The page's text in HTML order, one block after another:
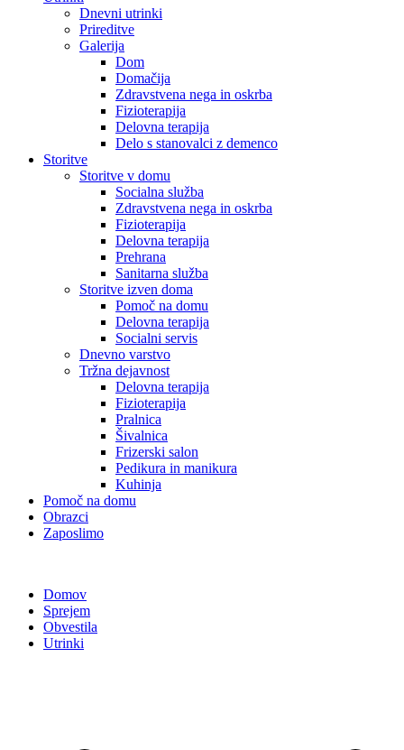
Dnevni utrinki
Prireditve
Galerija
Dom
Domačija
Zdravstvena nega in oskrba
Fizioterapija
Delovna terapija
Delo s stanovalci z demenco
Storitve
Storitve v domu
Socialna služba
Zdravstvena nega in oskrba
Fizioterapija
Delovna terapija
Prehrana
Sanitarna služba
Storitve izven doma
Pomoč na domu
Delovna terapija
Socialni servis
Dnevno varstvo
Tržna dejavnost
Delovna terapija
Fizioterapija
Pralnica
Šivalnica
Frizerski salon
Pedikura in manikura
Kuhinja
Pomoč na domu
Obrazci
Zaposlimo
Domov
Sprejem
Obvestila
Utrinki